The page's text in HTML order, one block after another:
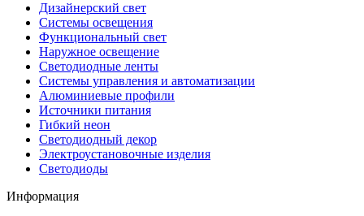
Дизайнерский свет
Системы освещения
Функциональный свет
Наружное освещение
Светодиодные ленты
Системы управления и автоматизации
Алюминиевые профили
Источники питания
Гибкий неон
Светодиодный декор
Электроустановочные изделия
Светодиоды
Информация